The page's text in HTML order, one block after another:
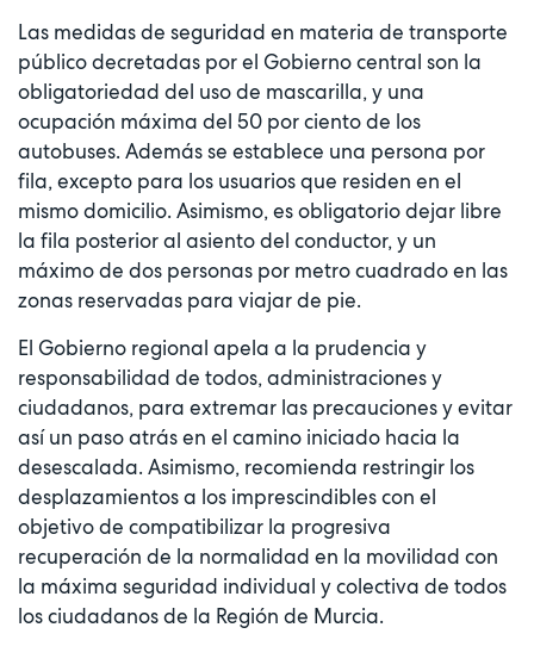
Las medidas de seguridad en materia de transporte
público decretadas por el Gobierno central son la
obligatoriedad del uso de mascarilla, y una
ocupación máxima del 50 por ciento de los
autobuses. Además se establece una persona por
fila, excepto para los usuarios que residen en el
mismo domicilio. Asimismo, es obligatorio dejar libre
la fila posterior al asiento del conductor, y un
máximo de dos personas por metro cuadrado en las
zonas reservadas para viajar de pie.
El Gobierno regional apela a la prudencia y
responsabilidad de todos, administraciones y
ciudadanos, para extremar las precauciones y evitar
así un paso atrás en el camino iniciado hacia la
desescalada. Asimismo, recomienda restringir los
desplazamientos a los imprescindibles con el
objetivo de compatibilizar la progresiva
recuperación de la normalidad en la movilidad con
la máxima seguridad individual y colectiva de todos
los ciudadanos de la Región de Murcia.